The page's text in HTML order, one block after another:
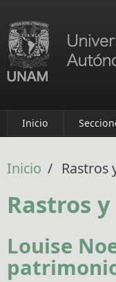
Inicio
Inicio / Rastros
Rastros
Louise